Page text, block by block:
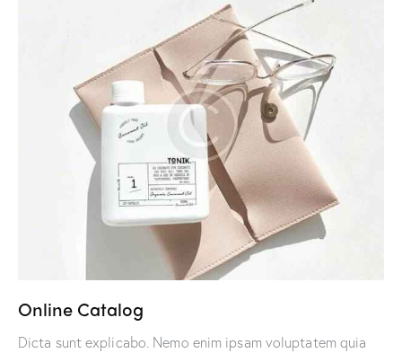
Online Catalog
Dicta sunt explicabo. Nemo enim ipsam voluptatem quia